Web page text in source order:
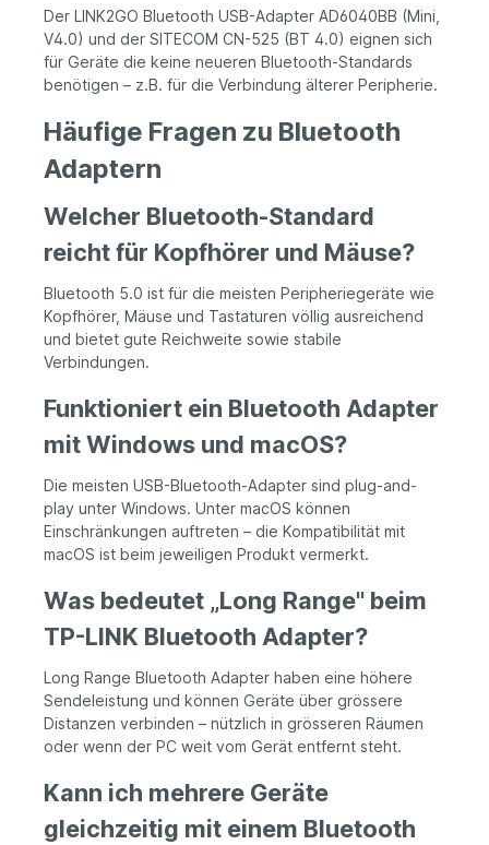
Der LINK2GO Bluetooth USB-Adapter AD6040BB (Mini,
V4.0) und der SITECOM CN-525 (BT 4.0) eignen sich
für Geräte die keine neueren Bluetooth-Standards
benötigen – z.B. für die Verbindung älterer Peripherie.
Häufige Fragen zu Bluetooth
Adaptern
Welcher Bluetooth-Standard
reicht für Kopfhörer und Mäuse?
Bluetooth 5.0 ist für die meisten Peripheriegeräte wie
Kopfhörer, Mäuse und Tastaturen völlig ausreichend
und bietet gute Reichweite sowie stabile
Verbindungen.
Funktioniert ein Bluetooth Adapter
mit Windows und macOS?
Die meisten USB-Bluetooth-Adapter sind plug-and-
play unter Windows. Unter macOS können
Einschränkungen auftreten – die Kompatibilität mit
macOS ist beim jeweiligen Produkt vermerkt.
Was bedeutet „Long Range" beim
TP-LINK Bluetooth Adapter?
Long Range Bluetooth Adapter haben eine höhere
Sendeleistung und können Geräte über grössere
Distanzen verbinden – nützlich in grösseren Räumen
oder wenn der PC weit vom Gerät entfernt steht.
Kann ich mehrere Geräte
gleichzeitig mit einem Bluetooth